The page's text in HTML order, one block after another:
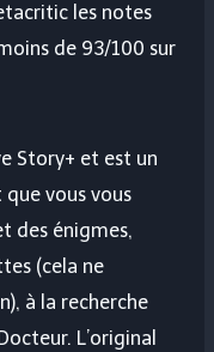
les notes
de 93/100 sur
Story+ et est un
vous vous
des énigmes,
(cela ne
à la recherche
L’original